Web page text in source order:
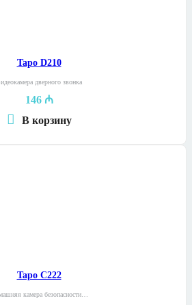
Tapo D210
дверного звонка
146 ₼
В корзину
Tapo C222
камера безопасности…